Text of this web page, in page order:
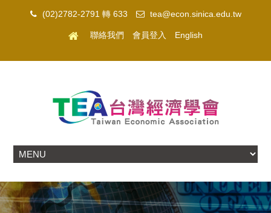
(02)2782-2791 轉 633 tea@econ.sinica.edu.tw
聯絡我們 會員登入 English